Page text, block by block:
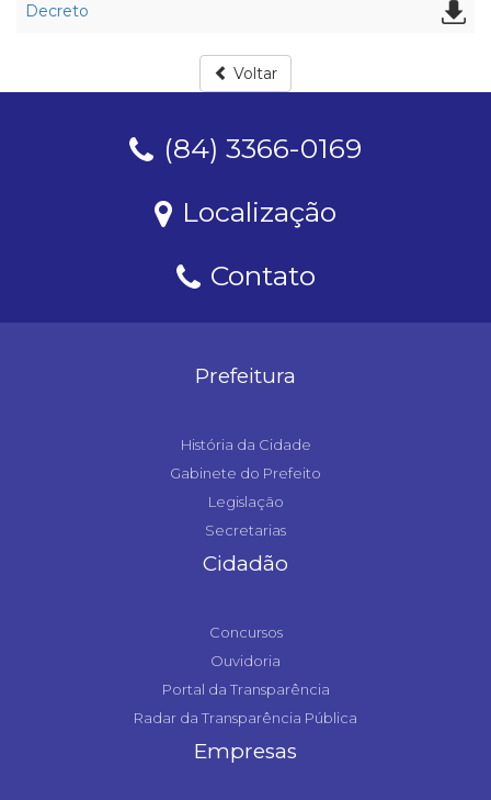
Decreto
Voltar
(84) 3366-0169
Localização
Contato
Prefeitura
História da Cidade
Gabinete do Prefeito
Legislação
Secretarias
Cidadão
Concursos
Ouvidoria
Portal da Transparência
Radar da Transparência Pública
Empresas